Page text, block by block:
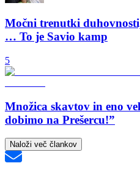
Močni trenutki
… To je Savio kamp
5
Množica skavtov in eno
dobimo na Prešercu!”
Naloži več člankov